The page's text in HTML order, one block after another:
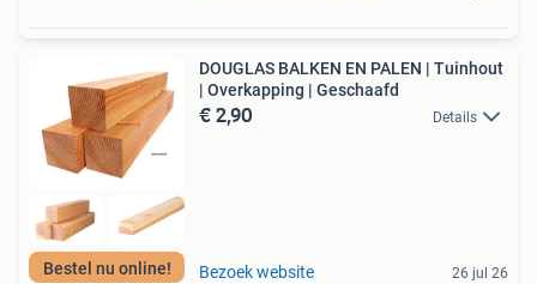
Bestel nu online!
DOUGLAS BALKEN EN PALEN | Tuinhout
| Overkapping | Geschaafd
€ 2,90 Details
Bezoek website 26 jul 26